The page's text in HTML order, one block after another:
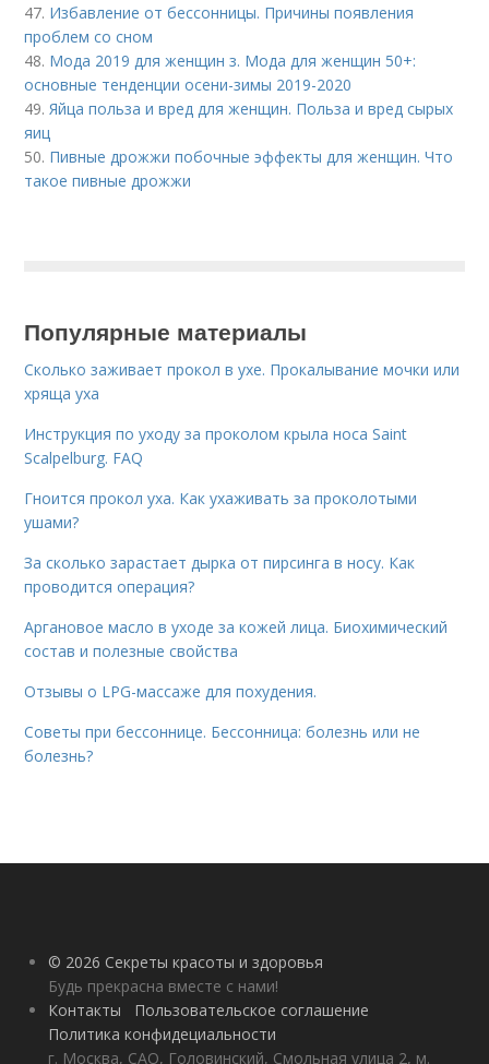
47. Избавление от бессонницы. Причины появления
проблем со сном
48. Мода 2019 для женщин з. Мода для женщин 50+:
основные тенденции осени-зимы 2019-2020
49. Яйца польза и вред для женщин. Польза и вред сырых
яиц
50. Пивные дрожжи побочные эффекты для женщин. Что
такое пивные дрожжи
Популярные материалы
Сколько заживает прокол в ухе. Прокалывание мочки или
хряща уха
Инструкция по уходу за проколом крыла носа Saint
Scalpelburg. FAQ
Гноится прокол уха. Как ухаживать за проколотыми
ушами?
За сколько зарастает дырка от пирсинга в носу. Как
проводится операция?
Аргановое масло в уходе за кожей лица. Биохимический
состав и полезные свойства
Отзывы о LPG-массаже для похудения.
Советы при бессоннице. Бессонница: болезнь или не
болезнь?
© 2026 Секреты красоты и здоровья
Будь прекрасна вместе с нами!
Контакты
Пользовательское соглашение
Политика конфидециальности
г. Москва, САО, Головинский, Смольная улица 2, м.